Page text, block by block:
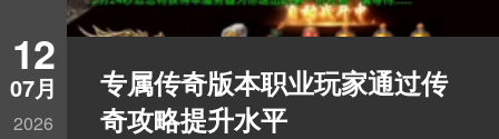
12
07月
2026
专属传奇版本职业玩家通过传
奇攻略提升水平